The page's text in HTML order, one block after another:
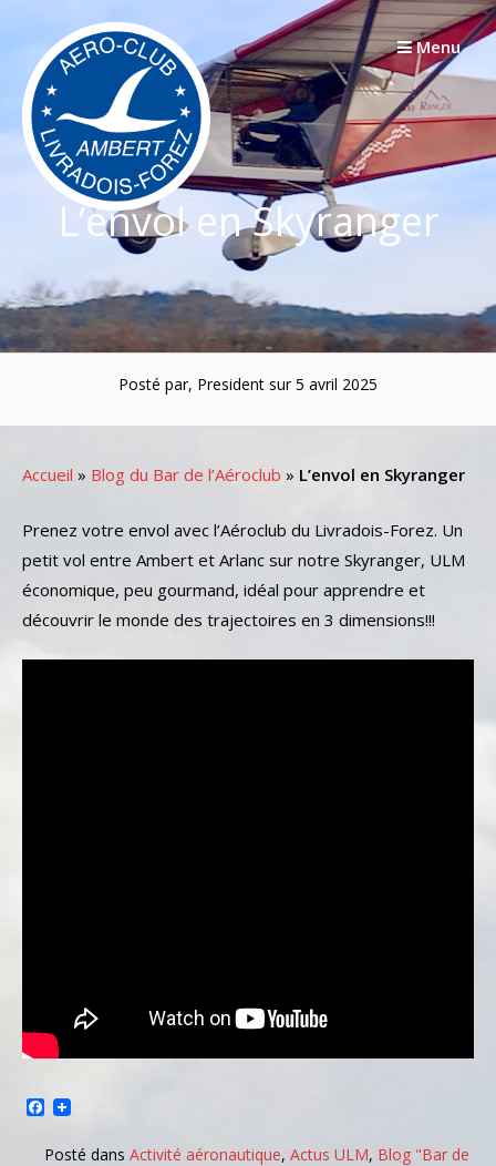
contenu
Menu
L’envol en Skyranger
Posté par, President sur 5 avril 2025
Accueil » Blog du Bar de l’Aéroclub » L’envol en Skyranger
Prenez votre envol avec l’Aéroclub du Livradois-Forez. Un
petit vol entre Ambert et Arlanc sur notre Skyranger, ULM
économique, peu gourmand, idéal pour apprendre et
découvrir le monde des trajectoires en 3 dimensions!!!
Facebook
Posté dans Activité aéronautique, Actus ULM, Blog "Bar de